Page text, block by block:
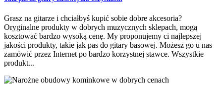
Grasz na gitarze i chciałbyś kupić sobie dobre akcesoria?
Oryginalne produkty w dobrych muzycznych sklepach, mogą
kosztować bardzo wysoką cenę. My proponujemy ci najlepszej
jakości produkty, takie jak pas do gitary basowej. Możesz go u nas
zamówić przez Internet po bardzo korzystnej stawce. Wszystkie
produkt...